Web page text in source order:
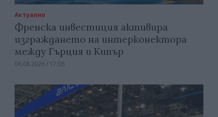
Актуално
Френска инвестиция активира
изграждането на интерконектора
между Гърция и Кипър
06.08.2026 / 17:06